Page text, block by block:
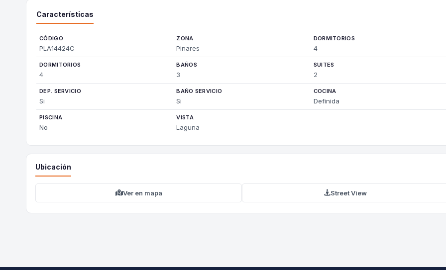
Características
CÓDIGO
PLA14424C
ZONA
Pinares
DORMITORIOS
4
DORMITORIOS
4
BAÑOS
3
SUITES
2
DEP. SERVICIO
Si
BAÑO SERVICIO
Si
COCINA
Definida
PISCINA
No
VISTA
Laguna
Ubicación
Ver en mapa Street View